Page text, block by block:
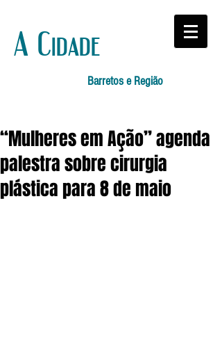
A Cidade
Barretos e Região
“Mulheres em Ação” agenda
palestra sobre cirurgia
plástica para 8 de maio